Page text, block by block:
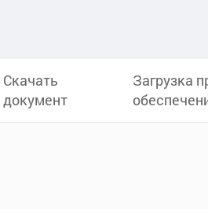
Скачать
документ
Загрузка